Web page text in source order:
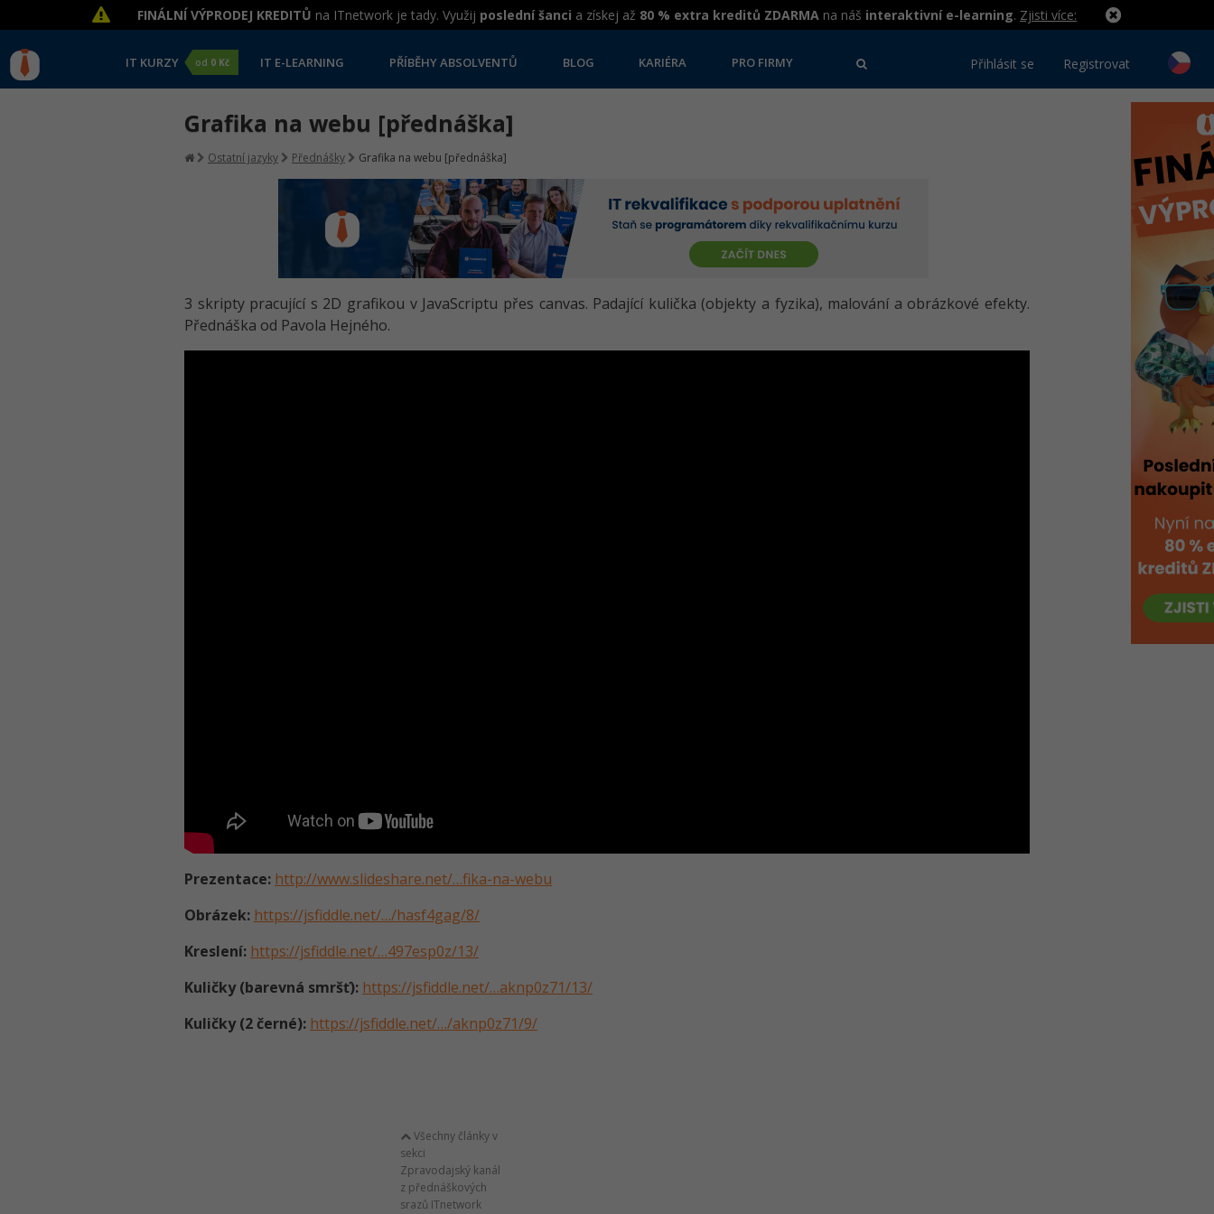
FINÁLNÍ VÝPRODEJ KREDITŮ na ITnetwork je tady. Využij poslední šanci a získej až 80 % extra kreditů ZDARMA na náš interaktivní e-learning. Zjisti více:
IT KURZY od 0 Kč IT E-LEARNING PŘÍBĚHY ABSOLVENTŮ BLOG KARIÉRA PRO FIRMY Přihlásit se Registrovat
Grafika na webu [přednáška]
Ostatní jazyky Přednášky Grafika na webu [přednáška]
3 skripty pracující s 2D grafikou v JavaScriptu přes canvas. Padající kulička (objekty a fyzika), malování a obrázkové efekty.
Přednáška od Pavola Hejného.
Prezentace: http://www.slideshare.net/…fika-na-webu
Obrázek: https://jsfiddle.net/…/hasf4gag/8/
Kreslení: https://jsfiddle.net/…497esp0z/13/
Kuličky (barevná smršť): https://jsfiddle.net/…aknp0z71/13/
Kuličky (2 černé): https://jsfiddle.net/…/aknp0z71/9/
Všechny články v
sekci
Zpravodajský kanál
z přednáškových
srazů ITnetwork